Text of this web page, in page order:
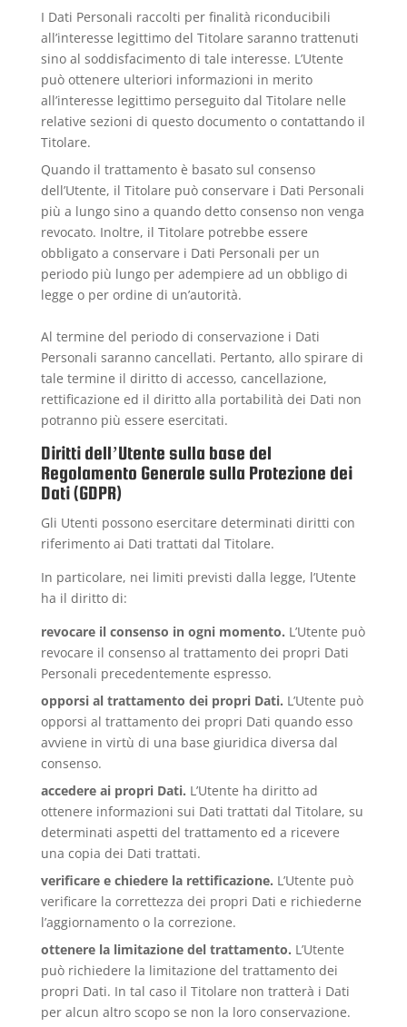
I Dati Personali raccolti per finalità riconducibili
all’interesse legittimo del Titolare saranno trattenuti
sino al soddisfacimento di tale interesse. L’Utente
può ottenere ulteriori informazioni in merito
all’interesse legittimo perseguito dal Titolare nelle
relative sezioni di questo documento o contattando il
Titolare.
Quando il trattamento è basato sul consenso
dell’Utente, il Titolare può conservare i Dati Personali
più a lungo sino a quando detto consenso non venga
revocato. Inoltre, il Titolare potrebbe essere
obbligato a conservare i Dati Personali per un
periodo più lungo per adempiere ad un obbligo di
legge o per ordine di un’autorità.
Al termine del periodo di conservazione i Dati
Personali saranno cancellati. Pertanto, allo spirare di
tale termine il diritto di accesso, cancellazione,
rettificazione ed il diritto alla portabilità dei Dati non
potranno più essere esercitati.
Diritti dell’Utente sulla base del
Regolamento Generale sulla Protezione dei
Dati (GDPR)
Gli Utenti possono esercitare determinati diritti con
riferimento ai Dati trattati dal Titolare.
In particolare, nei limiti previsti dalla legge, l’Utente
ha il diritto di:
revocare il consenso in ogni momento. L’Utente può
revocare il consenso al trattamento dei propri Dati
Personali precedentemente espresso.
opporsi al trattamento dei propri Dati. L’Utente può
opporsi al trattamento dei propri Dati quando esso
avviene in virtù di una base giuridica diversa dal
consenso.
accedere ai propri Dati. L’Utente ha diritto ad
ottenere informazioni sui Dati trattati dal Titolare, su
determinati aspetti del trattamento ed a ricevere
una copia dei Dati trattati.
verificare e chiedere la rettificazione. L’Utente può
verificare la correttezza dei propri Dati e richiederne
l’aggiornamento o la correzione.
ottenere la limitazione del trattamento. L’Utente
può richiedere la limitazione del trattamento dei
propri Dati. In tal caso il Titolare non tratterà i Dati
per alcun altro scopo se non la loro conservazione.